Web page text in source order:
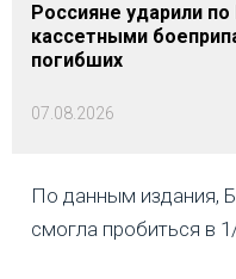
Россияне ударили
кассетными
погибших
07.08.2026
По данным издания,
смогла пробиться в